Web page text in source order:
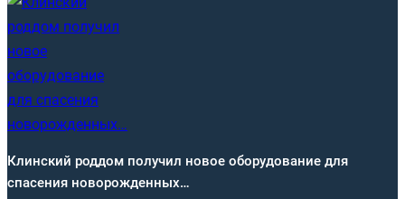
Клинский роддом получил новое оборудование для
спасения новорожденных…